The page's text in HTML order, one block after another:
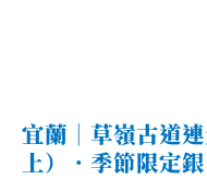
宜蘭｜草嶺古道
上）．季節限定